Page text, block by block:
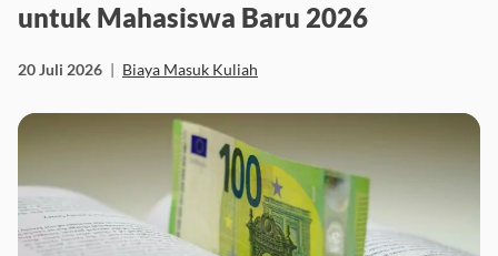
untuk Mahasiswa Baru 2026
20 Juli 2026 Biaya Masuk Kuliah